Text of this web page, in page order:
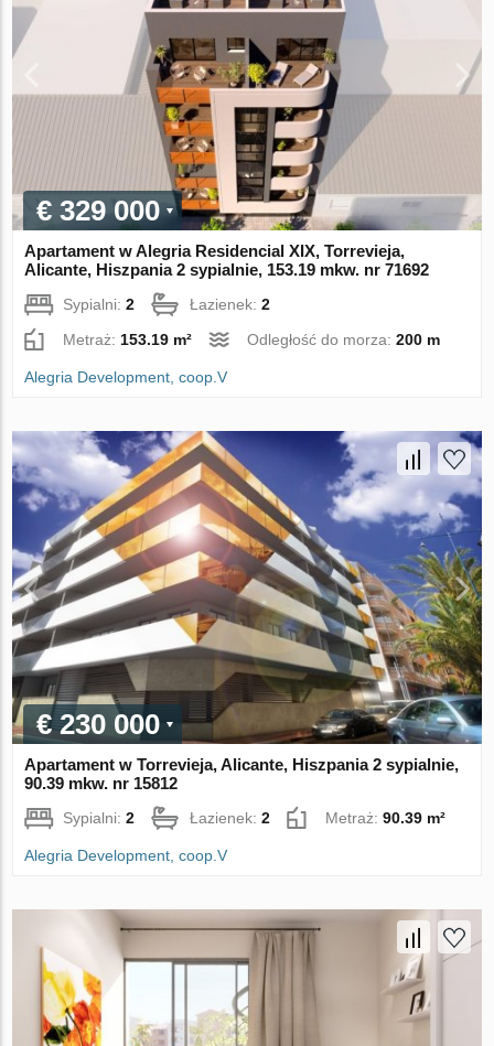
€ 329 000
Apartament w Alegria Residencial XIX, Torrevieja,
Alicante, Hiszpania 2 sypialnie, 153.19 mkw. nr 71692
Sypialni:2 Łazienek:2
Metraż: 153.19 m² Odległość do morza:200 m
Alegria Development, coop.V
€ 230 000
Apartament w Torrevieja, Alicante, Hiszpania 2 sypialnie,
90.39 mkw. nr 15812
Sypialni:2 Łazienek:2 Metraż:90.39 m²
Alegria Development, coop.V